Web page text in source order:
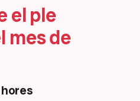
el ple
mes de